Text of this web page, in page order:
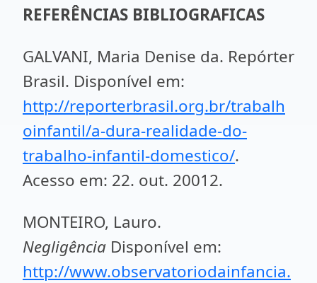
REFERÊNCIAS BIBLIOGRAFICAS
GALVANI, Maria Denise da. Repórter
Brasil. Disponível em:
http://reporterbrasil.org.br/trabalh
oinfantil/a-dura-realidade-do-
trabalho-infantil-domestico/.
Acesso em: 22. out. 20012.
MONTEIRO, Lauro.
Negligência Disponível em:
http://www.observatoriodainfancia.